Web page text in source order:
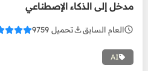
مدخل إلى الذكاء الإصطناعي
العام السابق تحميل 9759
AI